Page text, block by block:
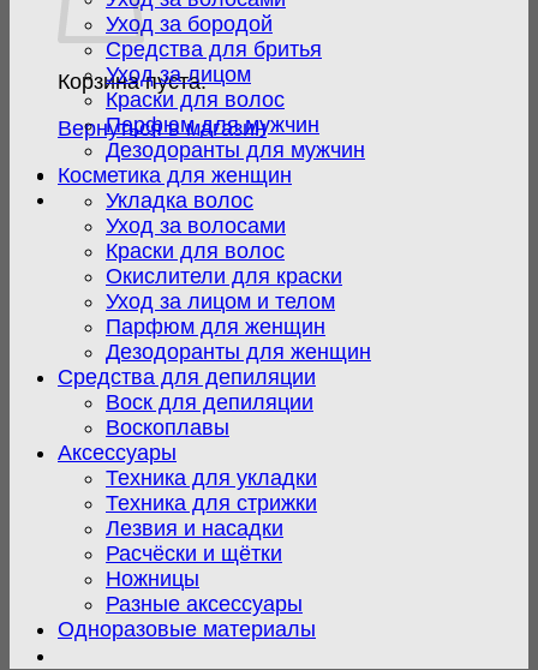
Корзина пуста.
Вернуться в магазин
Уход за бородой
Средства для бритья
Уход за лицом
Краски для волос
Парфюм для мужчин
Дезодоранты для мужчин
Косметика для женщин
Укладка волос
Уход за волосами
Краски для волос
Окислители для краски
Уход за лицом и телом
Парфюм для женщин
Дезодоранты для женщин
Средства для депиляции
Воск для депиляции
Воскоплавы
Аксессуары
Техника для укладки
Техника для стрижки
Лезвия и насадки
Расчёски и щётки
Ножницы
Разные аксессуары
Одноразовые материалы